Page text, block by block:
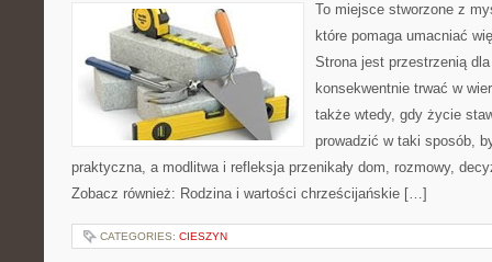
To miejsce stworzone z
które pomaga umacniać
Strona jest przestrzenią
konsekwentnie trwać w
także wtedy, gdy życie
prowadzić w taki sposób,
praktyczna, a modlitwa i refleksja przenikały dom, rozmowy,
Zobacz również: Rodzina i wartości chrześcijańskie […]
CATEGORIES: CIESZYN